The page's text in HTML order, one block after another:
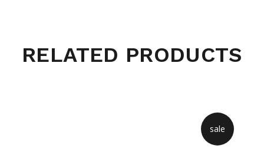
RELATED PRODUCTS
sale